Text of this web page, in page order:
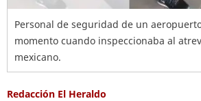
Personal de seguridad de un
momento cuando inspeccionaba al
mexicano.
Redacción El Heraldo